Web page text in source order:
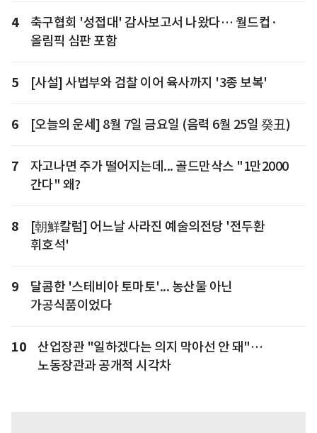
4
축구협회 '성접대' 감사보고서 나왔다… 월드컵·
올림픽 심판 포함
5 [사설] 사법부와 검찰 이어 육사까지 '3종 보복'
6 [오늘의 운세] 8월 7일 금요일 (음력 6월 25일 癸丑)
7
자고나면 주가 떨어지는데... 골드만삭스 "1만2000
간다" 왜?
8
[朝鮮칼럼] 어느날 사라진 예술의전당 '전두환
휘호석'
9
달콤한 '스테비아 토마토'... 농산물 아닌
가공식품이었다
10
산업장관 "일하겠다는 의지 막아선 안 돼"…
노동장관과 공개적 시각차